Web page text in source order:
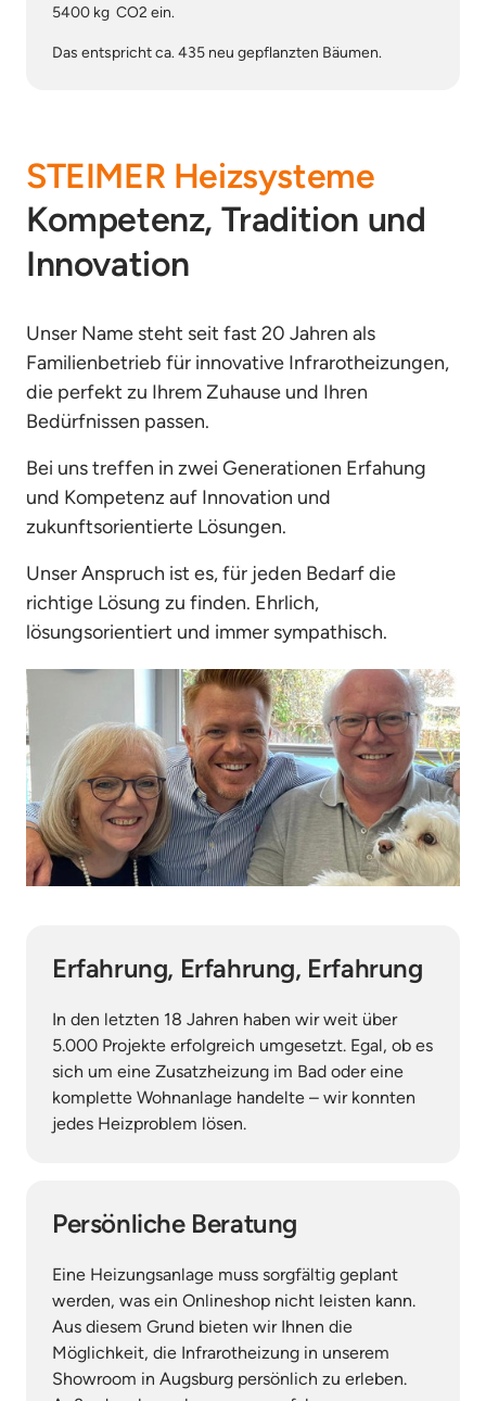
5400 kg  CO2 ein.
Das entspricht ca. 435 neu gepflanzten Bäumen.
STEIMER Heizsysteme
Kompetenz, Tradition und
Innovation
Unser Name steht seit fast 20 Jahren als
Familienbetrieb für innovative Infrarotheizungen,
die perfekt zu Ihrem Zuhause und Ihren
Bedürfnissen passen.
Bei uns treffen in zwei Generationen Erfahung
und Kompetenz auf Innovation und
zukunftsorientierte Lösungen.
Unser Anspruch ist es, für jeden Bedarf die
richtige Lösung zu finden. Ehrlich,
lösungsorientiert und immer sympathisch.
Erfahrung, Erfahrung, Erfahrung
In den letzten 18 Jahren haben wir weit über
5.000 Projekte erfolgreich umgesetzt. Egal, ob es
sich um eine Zusatzheizung im Bad oder eine
komplette Wohnanlage handelte – wir konnten
jedes Heizproblem lösen.
Persönliche Beratung
Eine Heizungsanlage muss sorgfältig geplant
werden, was ein Onlineshop nicht leisten kann.
Aus diesem Grund bieten wir Ihnen die
Möglichkeit, die Infrarotheizung in unserem
Showroom in Augsburg persönlich zu erleben.